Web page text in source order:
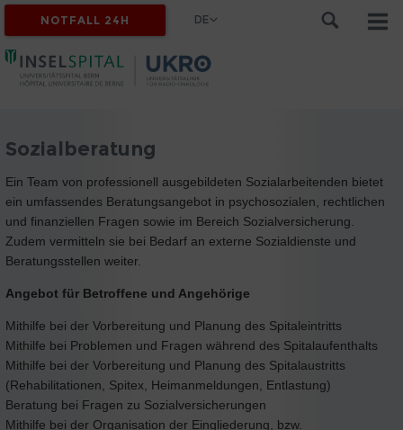
NOTFALL 24H DE
Sozialberatung
Ein Team von professionell ausgebildeten Sozialarbeitenden bietet
ein umfassendes Beratungsangebot in psychosozialen, rechtlichen
und finanziellen Fragen sowie im Bereich Sozialversicherung.
Zudem vermitteln sie bei Bedarf an externe Sozialdienste und
Beratungsstellen weiter.
Angebot für Betroffene und Angehörige
Mithilfe bei der Vorbereitung und Planung des Spitaleintritts
Mithilfe bei Problemen und Fragen während des Spitalaufenthalts
Mithilfe bei der Vorbereitung und Planung des Spitalaustritts
(Rehabilitationen, Spitex, Heimanmeldungen, Entlastung)
Beratung bei Fragen zu Sozialversicherungen
Mithilfe bei der Organisation der Eingliederung, bzw.